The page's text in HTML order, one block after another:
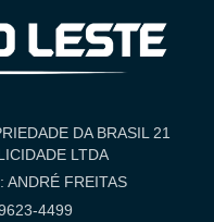
DA BRASIL 21
LTDA
ANDRÉ FREITAS
4499